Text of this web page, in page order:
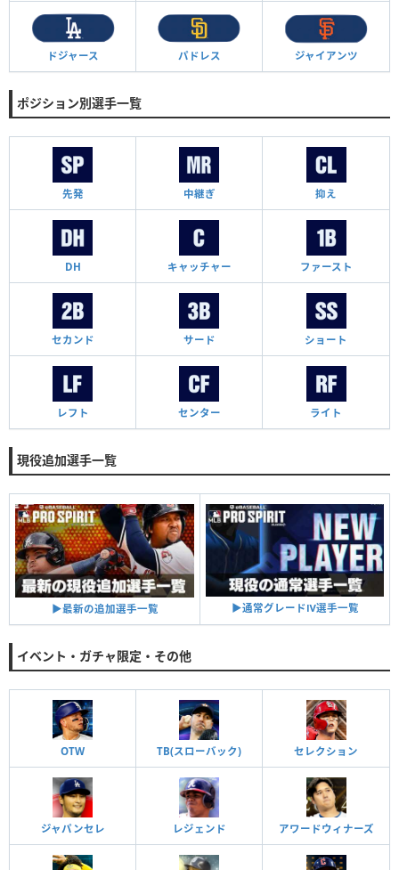
ドジャース パドレス ジャイアンツ
ポジション別選手一覧
先発 中継ぎ 抑え
DH キャッチャー ファースト
セカンド サード ショート
レフト センター ライト
現役追加選手一覧
▶︎最新の追加選手一覧 ▶︎通常グレードⅣ選手一覧
イベント・ガチャ限定・その他
OTW TB(スローバック) セレクション
ジャパンセレ レジェンド アワードウィナーズ